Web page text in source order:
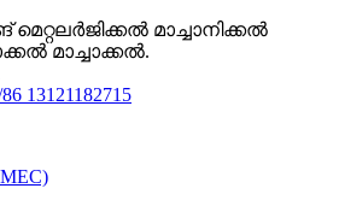
മാച്ചാനിക്കൽ
മാച്ചാക്കൽ.
13121182715